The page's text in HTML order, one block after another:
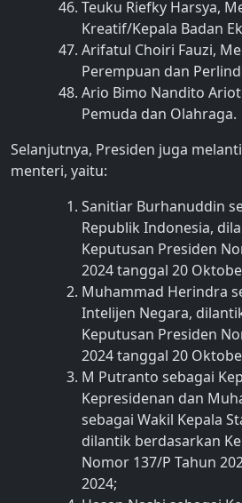
Teuku Riefky Harsya,
Kreatif/Kepala Badan
Arifatul Choiri Fauzi,
Perempuan dan
Ario Bimo Nandito
Pemuda dan Olahraga.
Selanjutnya, Presiden juga
menteri, yaitu:
Sanitiar Burhanuddin
Republik Indonesia,
Keputusan Presiden
2024 tanggal 20
Muhammad Herindra
Intelijen Negara,
Keputusan Presiden
2024 tanggal 20
M Putranto sebagai
Kepresidenan dan
sebagai Wakil Kepala
dilantik berdasarkan
Nomor 137/P Tahun
2024;